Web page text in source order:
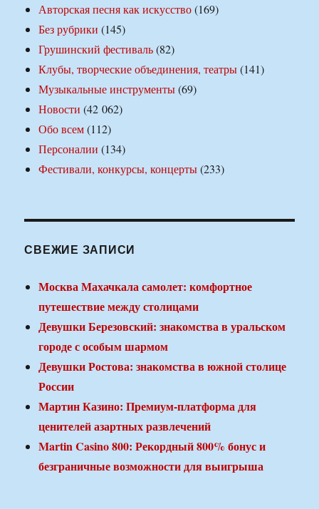
Авторская песня как искусство(169)
Без рубрики (145)
Грушинский фестиваль(82)
Клубы, творческие объединения, театры(141)
Музыкальные инструменты(69)
Новости (42 062)
Обо всем(112)
Персоналии (134)
Фестивали, конкурсы, концерты(233)
СВЕЖИЕ ЗАПИСИ
Москва Махачкала самолет: комфортное
путешествие между столицами
Девушки Березовский: знакомства в уральском
городе с особым шармом
Девушки Ростова: знакомства в южной столице
России
Мартин Казино: Премиум-платформа для
ценителей азартных развлечений
Martin Casino 800: Рекордный 800% бонус и
безграничные возможности для выигрыша